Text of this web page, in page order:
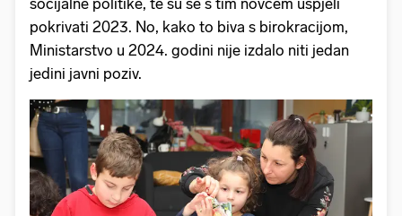
pokrivati 2023. No, kako to biva s birokracijom,
Ministarstvo u 2024. godini nije izdalo niti jedan
jedini javni poziv.